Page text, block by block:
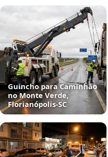
Guincho para Caminhão
no Monte Verde,
Florianópolis‑SC